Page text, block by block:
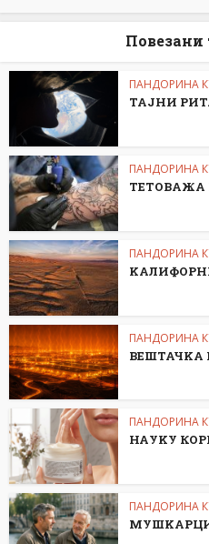
Повезани
ПАНДОРИНА
ТАЈНИ
ПАНДОРИНА
ТЕТОВАЖА
ПАНДОРИНА
ПАНДОРИНА
ВЕШТАЧKА
ПАНДОРИНА
НАУKУ
ПАНДОРИНА